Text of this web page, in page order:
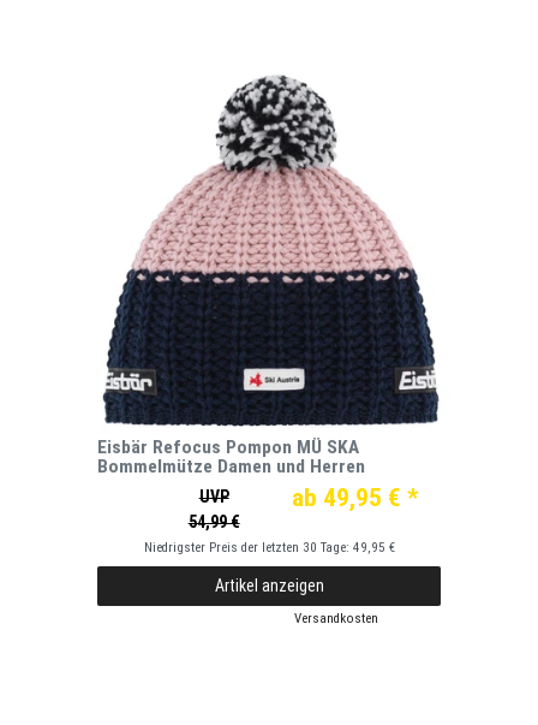
Eisbär Refocus Pompon MÜ SKA
Bommelmütze Damen und Herren
UVP
54,99 €
ab 49,95 € *
Niedrigster Preis der letzten 30 Tage: 49,95 €
Artikel anzeigen
Versandkosten